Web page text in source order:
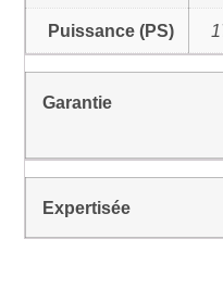
Puissance (PS)
Garantie
Expertisée